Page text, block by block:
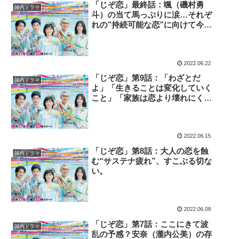
国内ドラマ
「じぞ恋」最終話：颯（磯村勇
斗）の当て馬っぷりに涙…それぞ
れの”持続可能な恋”に向けて今、
2022.06.22
国内ドラマ
「じぞ恋」第9話：「わざとだ
よ」「生きることは変化していく
こと」「家族は恋より壊れにく
2022.06.15
国内ドラマ
「じぞ恋」第8話：大人の恋を蝕
む“サステナ疲れ”、すこぶる切な
い。
2022.06.08
国内ドラマ
「じぞ恋」第7話：ここにきて波
乱の予感？安奈（瀧内公美）の存